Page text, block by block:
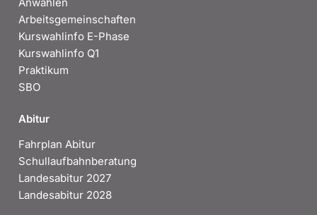
Arbeitsgemeinschaften
Kurswahlinfo E-Phase
Kurswahlinfo Q1
Praktikum
SBO
Abitur
Fahrplan Abitur
Schullaufbahnberatung
Landesabitur 2027
Landesabitur 2028